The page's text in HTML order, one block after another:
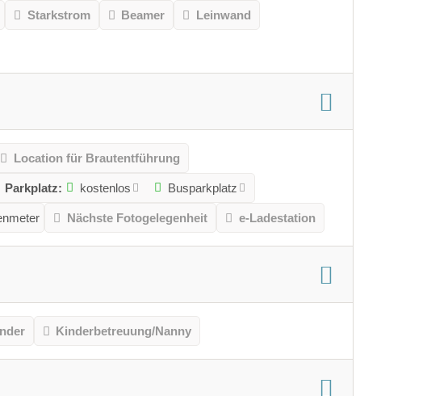
Starkstrom Beamer Leinwand
Location für Brautentführung
Parkplatz: kostenlos Busparkplatz
Nächste Fotogelegenheit e-Ladestation
Kinderbetreuung/Nanny